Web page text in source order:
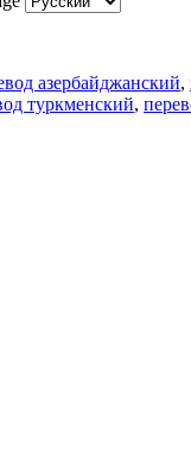
азербайджанский,
туркменский,